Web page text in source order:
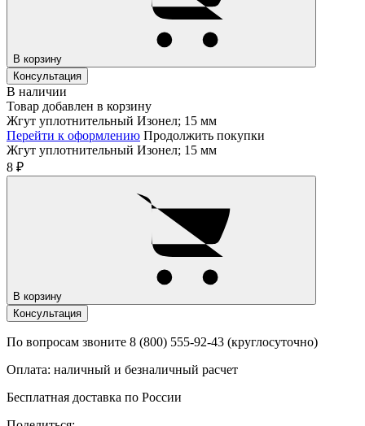
В корзину
Консультация
В наличии
Товар добавлен в корзину
Жгут уплотнительный Изонел; 15 мм
Перейти к оформлению Продолжить покупки
Жгут уплотнительный Изонел; 15 мм
8 ₽
В корзину
Консультация
По вопросам звоните 8 (800) 555-92-43 (круглосуточно)
Оплата: наличный и безналичный расчет
Бесплатная доставка по России